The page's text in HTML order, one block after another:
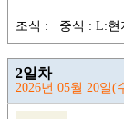
조식 : 중식 : L:현
2일차
2026년 05월 20일(